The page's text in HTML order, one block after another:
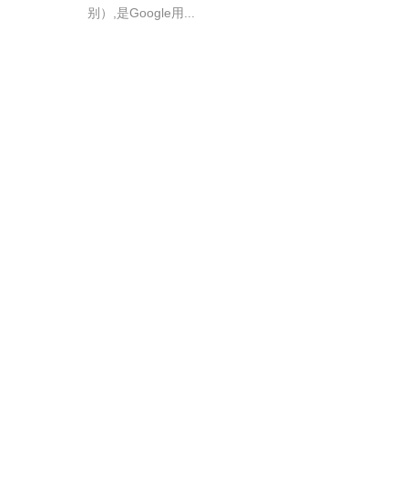
别）,是Google用...